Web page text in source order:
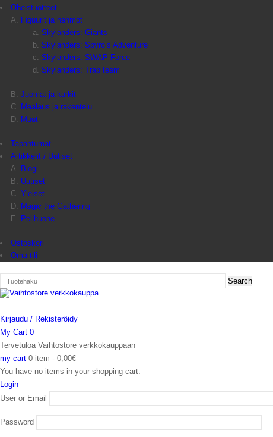
Oheistuotteet
Figuurit ja hahmot
Skylanders: Giants
Skylanders: Spyro’s Adventure
Skylanders: SWAP Force
Skylanders: Trap team
Juomat ja karkit
Maalaus ja rakentelu
Muut
Tapahtumat
Artikkelit / Uutiset
Blogi
Uutiset
Yleiset
Magic the Gathering
Pelihuone
Ostoskori
Oma tili
Kirjaudu / Rekisteröidy
My Cart 0
Tervetuloa Vaihtostore verkkokauppaan
my cart 0 item - 0,00€
You have no items in your shopping cart.
Login
User or Email
Password